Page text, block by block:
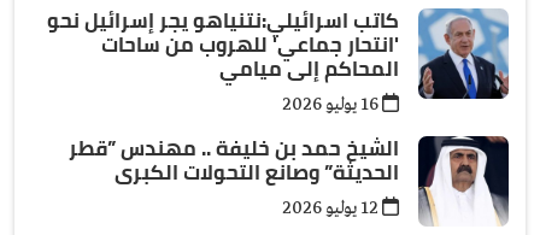
كاتب اسرائيلي:نتنياهو يجر إسرائيل نحو
'انتحار جماعي' للهروب من ساحات
المحاكم إلى ميامي
الشيخ حمد بن خليفة .. مهندس ”قطر
الحديثة” وصانع التحولات الكبرى